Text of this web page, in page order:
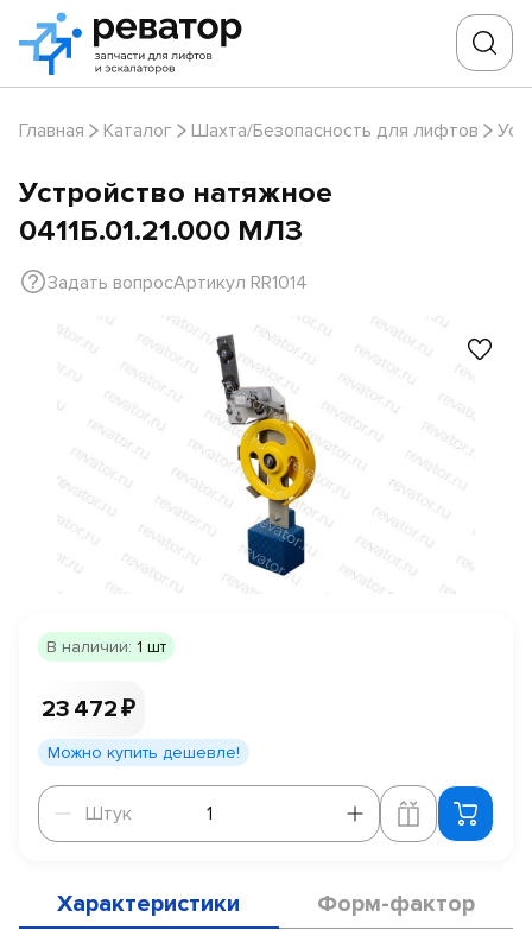
Главная Каталог Шахта/Безопасность для лифтов
Устройство натяжное
0411Б.01.21.000 МЛЗ
Задать вопросАртикул RR1014
В наличии: 1 шт
23 472 ₽
Можно купить дешевле!
Штук
Штук
Характеристики Форм-фактор